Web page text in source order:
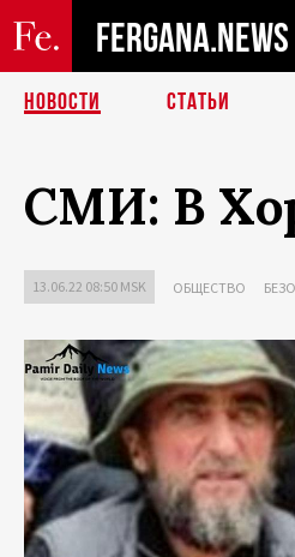
FERGANA.NEWS
НОВОСТИ СТАТЬИ
СМИ: В
13.06.22 08:50 MSK ОБЩЕСТВО